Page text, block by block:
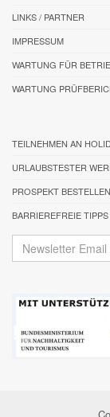
LINKS / PARTNER
IMPRESSUM
WARTUNG FÜR
WARTUNG
TEILNEHMEN AN
URLAUBSTESTER
PROSPEKT BESTELLEN
BARRIEREFREIE